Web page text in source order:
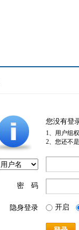
您没有登
1、用户组
2、您还不
密 码
隐身登录 开启